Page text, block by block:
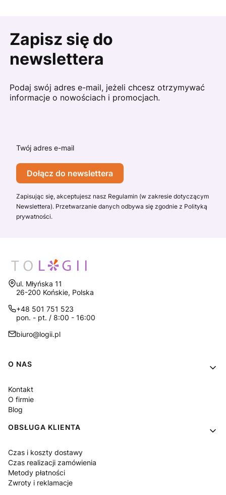
Zapisz się do
newslettera
Podaj swój adres e-mail, jeżeli chcesz otrzymywać
informacje o nowościach i promocjach.
Twój adres e-mail
Dołącz do newslettera
Zapisując się, akceptujesz nasz Regulamin (w zakresie dotyczącym
Newslettera). Przetwarzanie danych odbywa się zgodnie z Polityką
prywatności.
Adres:
ul. Młyńska 11
26-200 Końskie, Polska
+48 501 751 523
pon. - pt. / 8:00 - 16:00
biuro@logii.pl
Linki w stopce
O NAS
Kontakt
O firmie
Blog
OBSŁUGA KLIENTA
Czas i koszty dostawy
Czas realizacji zamówienia
Metody płatności
Zwroty i reklamacje